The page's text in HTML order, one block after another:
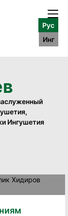
Рус
Инг
Ингушетия